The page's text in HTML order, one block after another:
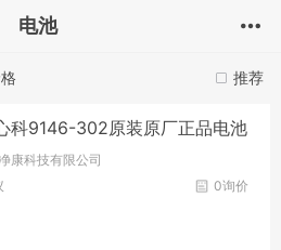
电池
推荐
科9146-302原装原厂正品电池
康科技有限公司
0询价